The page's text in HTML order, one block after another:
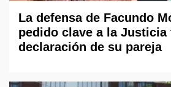
La defensa de Facundo
pedido clave a la Justicia
declaración de su pareja